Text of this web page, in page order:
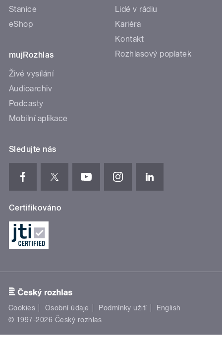
Stanice
eShop
mujRozhlas
Živé vysílání
Audioarchiv
Podcasty
Mobilní aplikace
Lidé v rádiu
Kariéra
Kontakt
Rozhlasový poplatek
Sledujte nás
Certifikováno
Cookies Osobní údaje Podmínky užití
English
© 1997-2026 Český rozhlas